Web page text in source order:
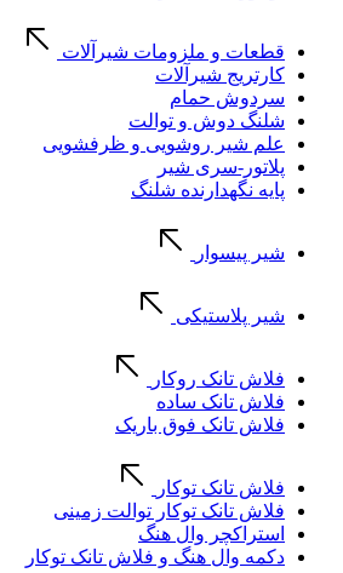
قطعات و ملزومات شیرآلات
کارتریج شیرآلات
سردوش حمام
شلنگ دوش و توالت
علم شیر روشویی و ظرفشویی
پلاتور-سری شیر
پایه نگهدارنده شلنگ
شیر پیسوار
شیر پلاستیکی
فلاش تانک روکار
فلاش تانک ساده
فلاش تانک فوق باریک
فلاش تانک توکار
فلاش تانک توکار توالت زمینی
استراکچر وال هنگ
دکمه وال هنگ و فلاش تانک توکار